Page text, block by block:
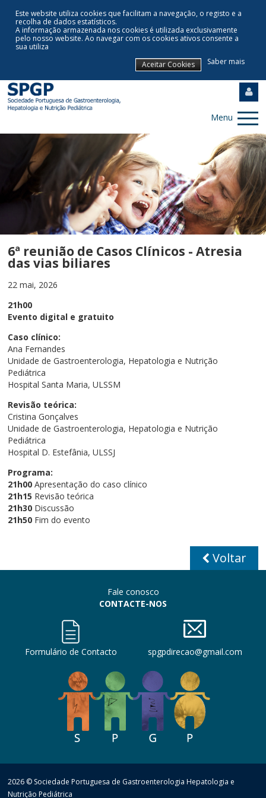
Este website utiliza cookies que facilitam a navegação, o registo e a
recolha de dados estatísticos.
A informação armazenada nos cookies é utilizada exclusivamente
pelo nosso website.Ao navegar com os cookies ativos consente a
sua utiliza
Saber mais
Aceitar Cookies
Menu
6ª reunião de Casos Clínicos - Atresia
das vias biliares
22 mai, 2026
21h00
Evento digital e gratuito
Caso clínico:
Ana Fernandes
Unidade de Gastroenterologia, Hepatologia e Nutrição
Pediátrica
Hospital Santa Maria, ULSSM
Revisão teórica:
Cristina Gonçalves
Unidade de Gastroenterologia, Hepatologia e Nutrição
Pediátrica
Hospital D. Estefânia, ULSSJ
Programa:
21h00 Apresentação do caso clínico
21h15 Revisão teórica
21h30 Discussão
21h50 Fim do evento
Voltar
Fale conosco
CONTACTE-NOS
Formulário de Contacto spgpdirecao@gmail.com
2026 © Sociedade Portuguesa de Gastroenterologia Hepatologia e
Nutrição Pediátrica